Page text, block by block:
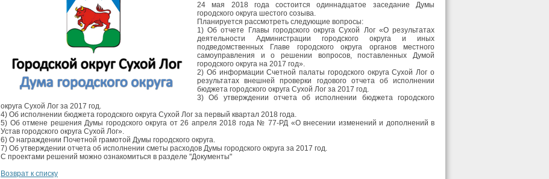
24 мая 2018 года состоится одиннадцатое заседание Думы
городского округа шестого созыва.
Планируется рассмотреть следующие вопросы:
1) Об отчете Главы городского округа Сухой Лог «О результатах
деятельности Администрации городского округа и иных
подведомственных Главе городского округа органов местного
самоуправления и о решении вопросов, поставленных Думой
городского округа на 2017 год».
2) Об информации Счетной палаты городского округа Сухой Лог о
результатах внешней проверки годового отчета об исполнении
бюджета городского округа Сухой Лог за 2017 год.
3) Об утверждении отчета об исполнении бюджета городского
округа Сухой Лог за 2017 год.
4) Об исполнении бюджета городского округа Сухой Лог за первый квартал 2018 года.
5) Об отмене решения Думы городского округа от 26 апреля 2018 года № 77-РД «О внесении изменений и дополнений в
Устав городского округа Сухой Лог».
6) О награждении Почетной грамотой Думы городского округа.
7) Об утверждении отчета об исполнении сметы расходов Думы городского округа за 2017 год.
С проектами решений можно ознакомиться в разделе "Документы"
Возврат к списку